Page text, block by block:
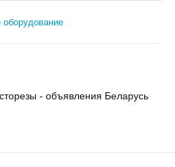
- объявления Беларусь